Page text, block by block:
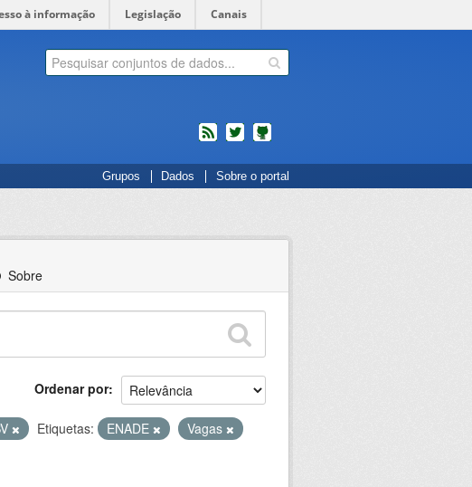
à informação Legislação Canais
feed twitterCódigos
fonte
do
Github
Grupos Dados Sobre o portal
Sobre
Ordenar por
Etiquetas: ENADE
Vagas